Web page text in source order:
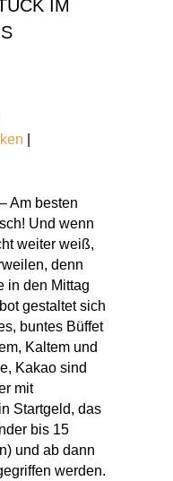
IM I
Am besten
Und wenn
weiter weiß,
denn
in den Mittag
gestaltet sich
buntes Büffet
Kaltem und
Kakao sind
mit
Startgeld, das
bis 15
und ab dann
werden.